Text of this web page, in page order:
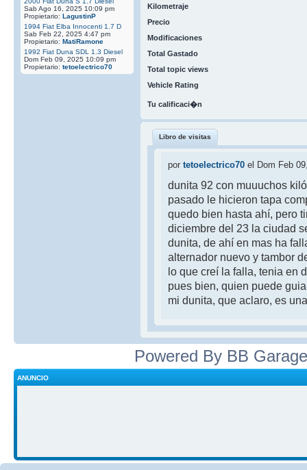
Sab Ago 16, 2025 10:09 pm
Propietario: LagustinP
1994 Fiat Elba Innocenti 1.7 D
Sab Feb 22, 2025 4:47 pm
Propietario: MatiRamone
1992 Fiat Duna SDL 1.3 Diesel
Dom Feb 09, 2025 10:09 pm
Propietario: tetoelectrico70
Kilometraje
Precio
Modificaciones
Total Gastado
Total topic views
Vehicle Rating
Tu calificaci�n
Libro de visitas
por tetoelectrico70el Dom Feb
dunita 92 con muuuchos
pasado le hicieron tapa
quedo bien hasta ahí, pero
diciembre del 23 la ciudad
dunita, de ahí en mas ha
alternador nuevo y tambor
lo que creí la falla, tenia en
pues bien, quien puede
mi dunita, que aclaro, es
Powered By BB
ANUNCIO